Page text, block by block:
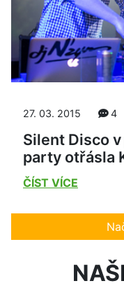
27. 03. 2015 4
Silent Disco v
party otřásla
ČÍST VÍCE